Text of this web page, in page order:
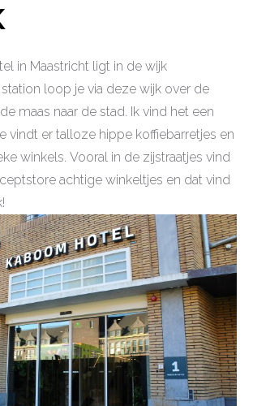
in Maastricht ligt in de wijk
loop je via deze wijk over de
maas naar de stad. Ik vind het een
vindt er talloze hippe koffiebarretjes en
winkels. Vooral in de zijstraatjes vind
achtige winkeltjes en dat vind